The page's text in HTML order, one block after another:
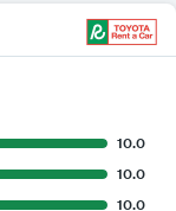
10.0
10.0
10.0